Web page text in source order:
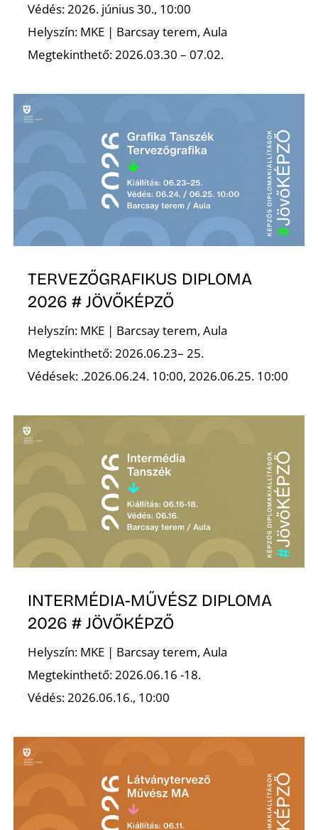
Védés: 2026. június 30., 10:00
Helyszín: MKE | Barcsay terem, Aula
Megtekinthető: 2026.03.30 – 07.02.
TERVEZŐGRAFIKUS DIPLOMA
2026 # JÖVŐKÉPZŐ
Helyszín: MKE | Barcsay terem, Aula
Megtekinthető: 2026.06.23– 25.
Védések: .2026.06.24. 10:00, 2026.06.25. 10:00
INTERMÉDIA-MŰVÉSZ DIPLOMA
2026 # JÖVŐKÉPZŐ
Helyszín: MKE | Barcsay terem, Aula
Megtekinthető: 2026.06.16 -18.
Védés: 2026.06.16., 10:00